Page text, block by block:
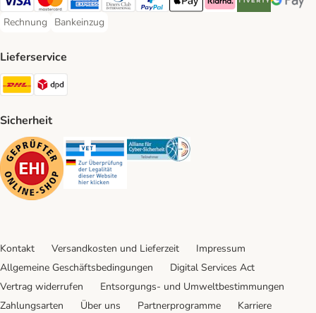
Visa Payment Method
Mastercard Payment Method
American Express Payment Method
Diners Club Payment Method
PayPal Payment Method
Apple Pay Payment Method
Klarna Payment Method
Riverty Payment
Google
Rechnung
Rechnung Payment Method
Bankeinzug
Bankeinzug Payment Method
Lieferservice
DHL Shipping Method
Sicherheit
Security Security Security
Kontakt Versandkosten und Lieferzeit
Impressum
Allgemeine Geschäftsbedingungen
Digital Services Act
Vertrag widerrufen
Entsorgungs- und Umweltbestimmungen
Zahlungsarten
Über uns Partnerprogramme Karriere